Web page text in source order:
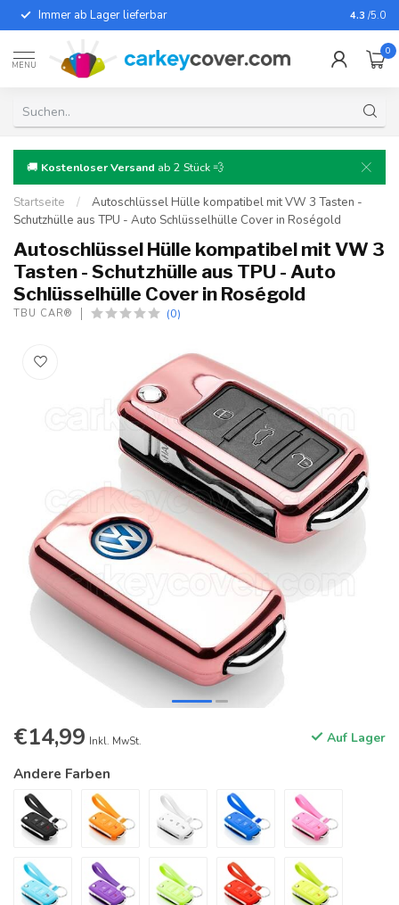
Immer ab Lager lieferbar Für fast
4.3 /5.0
MENU
0
🚚 Kostenloser Versand ab 2 Stück 💨
Startseite /
Autoschlüssel Hülle kompatibel mit VW 3 Tasten -
Schutzhülle aus TPU - Auto Schlüsselhülle Cover in Roségold
Autoschlüssel Hülle kompatibel mit VW 3
Tasten - Schutzhülle aus TPU - Auto
Schlüsselhülle Cover in Roségold
TBU CAR® (0)
€14,99 Inkl. MwSt. Auf Lager
Andere Farben